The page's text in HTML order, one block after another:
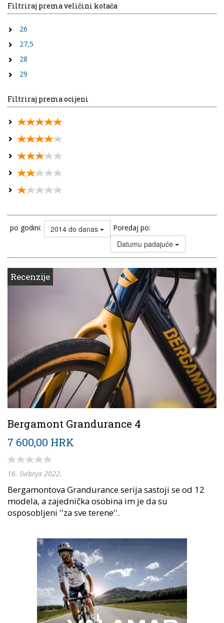
Filtriraj prema veličini kotača
26
27,5
28
29
Filtriraj prema ocijeni
po godini: 2014 do danas Poredaj po:
Datumu padajuće
Recenzije
Bergamont Grandurance 4
7 600,00 HRK
16. Svibnja 2022.
Bergamontova Grandurance serija sastoji se od 12
modela, a zajednička osobina im je da su
osposobljeni ''za sve terene''.